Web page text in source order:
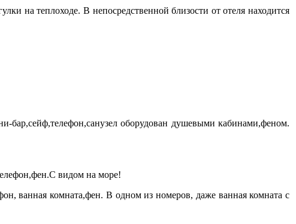
на теплоходе. В непосредственной близости от отеля находится
бар,сейф,телефон,санузел оборудован душевыми кабинами,феном.
видом на море!
ванная комната,фен. В одном из номеров, даже ванная комната с